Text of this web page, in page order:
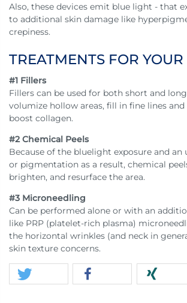
Also, these devices emit blue light - that
to additional skin damage like
crepiness.
TREATMENTS FOR
#1 Fillers
Fillers can be used for both short and
volumize hollow areas, fill in fine lines and
boost collagen.
#2 Chemical Peels
Because of the bluelight exposure and an
or pigmentation as a result, chemical
brighten, and resurface the area.
#3 Microneedling
Can be performed alone or with an
like PRP (platelet-rich plasma)
the horizontal wrinkles (and neck in
skin texture concerns.